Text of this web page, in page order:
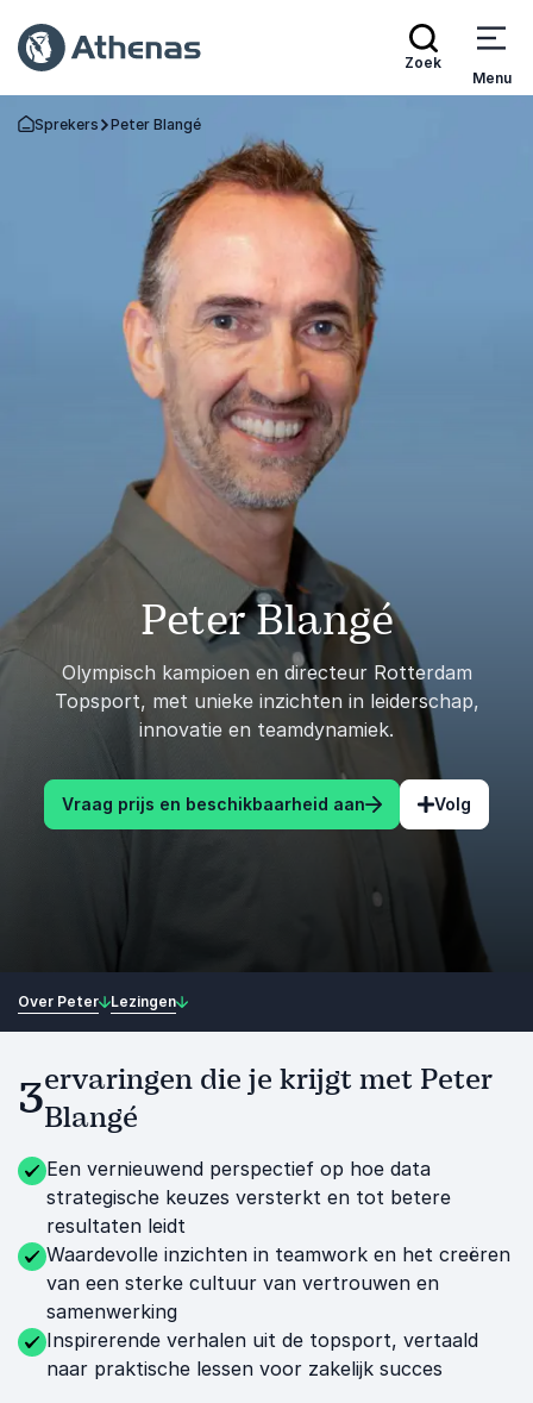
Zoek
Menu
Terug naar de startpagina
Sprekers Peter Blangé
Peter Blangé
Olympisch kampioen en directeur Rotterdam
Topsport, met unieke inzichten in leiderschap,
innovatie en teamdynamiek.
Vraag prijs en beschikbaarheid aan Volg
Over Peter Lezingen
3ervaringen die je krijgt met Peter
Blangé
Een vernieuwend perspectief op hoe data
strategische keuzes versterkt en tot betere
resultaten leidt
Waardevolle inzichten in teamwork en het creëren
van een sterke cultuur van vertrouwen en
samenwerking
Inspirerende verhalen uit de topsport, vertaald
naar praktische lessen voor zakelijk succes